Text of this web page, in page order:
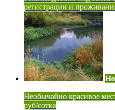
регистрации и
Необычайно красивое
руб/сотка